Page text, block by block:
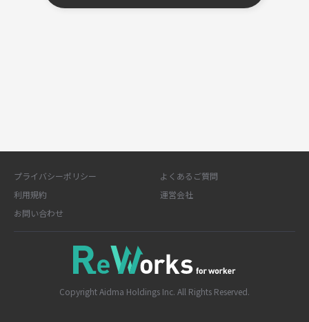
プライバシーポリシー
よくあるご質問
利用規約
運営会社
お問い合わせ
Copyright Aidma Holdings Inc. All Rights Reserved.